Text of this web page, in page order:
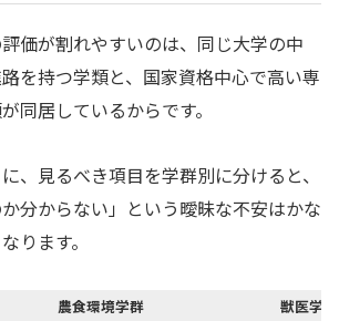
価が割れやすいのは、同じ大学の中
を持つ学類と、国家資格中心で高い専
同居しているからです。
、見るべき項目を学群別に分けると、
か分からない」という曖昧な不安はかな
ります。
農食環境学群
獣医学群